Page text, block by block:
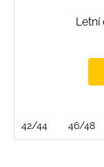
Letní
42/44 46/48